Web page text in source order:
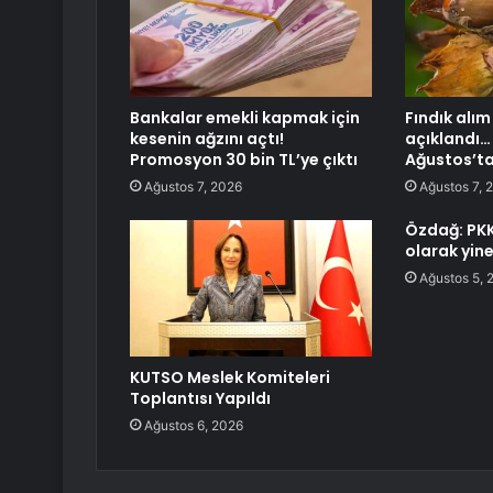
Bankalar emekli kapmak için
kesenin ağzını açtı!
Promosyon 30 bin TL’ye çıktı
Ağustos 7, 2026
Fındık
Ağustos 7,
KUTSO Meslek Komiteleri
Toplantısı Yapıldı
Ağustos 6, 2026
Özdağ:
olarak
Ağustos 5,